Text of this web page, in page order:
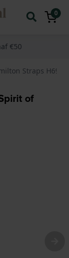
0
€50
Straps
of